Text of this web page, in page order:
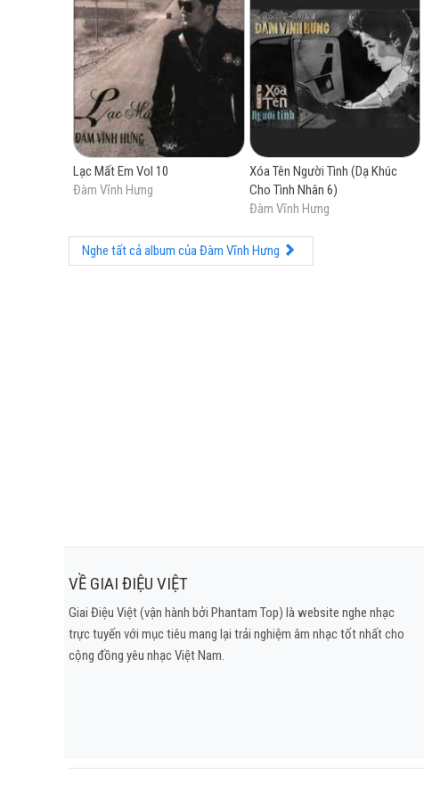
Lạc Mất Em Vol 10
Đàm Vĩnh Hưng
Xóa Tên Người Tình (Dạ Khúc
Cho Tình Nhân 6)
Đàm Vĩnh Hưng
Nghe tất cả album của Đàm Vĩnh Hưng
VỀ GIAI ĐIỆU VIỆT
Giai Điệu Việt (vận hành bởi Phantam Top) là website nghe nhạc
trực tuyến với mục tiêu mang lại trải nghiệm âm nhạc tốt nhất cho
cộng đồng yêu nhạc Việt Nam.